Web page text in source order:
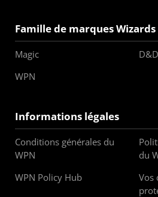
Famille de marques Wizards
Magic
D&D
WPN
Informations légales
Conditions générales du
WPN
du
WPN Policy Hub
Vos